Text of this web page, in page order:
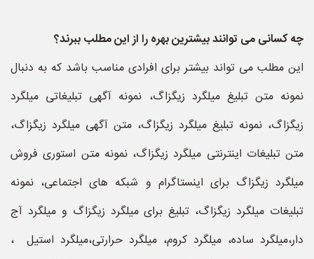
چه کسانی می توانند بیشترین بهره را از این مطلب ببرند؟
این مطلب می تواند بیشتر برای افرادی مناسب باشد که به دنبال
نمونه متن تبلیغ میلگرد زیگزاگ، نمونه آگهی تبلیغاتی میلگرد
زیگزاگ، نمونه تبلیغ میلگرد زیگزاگ، متن آگهی میلگرد زیگزاگ،
متن تبلیغات اینترنتی میلگرد زیگزاگ، نمونه متن استوری فروش
میلگرد زیگزاگ برای اینستاگرام و شبکه های اجتماعی، نمونه
تبلیغات میلگرد زیگزاگ، تبلیغ برای میلگرد زیگزاگ و میلگرد آج
دار،میلگرد ساده، میلگرد کروم، میلگرد حرارتی،میلگرد استیل ،